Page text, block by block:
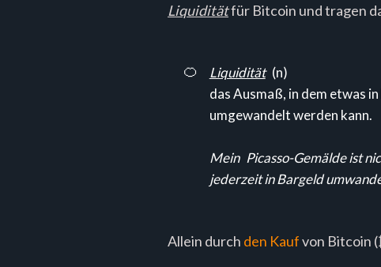
Liquiditätfür Bitcoin und tragen
🍊 Liquidität (n)
das Ausmaß, in dem etwas
umgewandelt werden kann.
Mein Picasso-Gemälde ist
jederzeit in Bargeld
Allein durch den Kaufvon Bitcoin